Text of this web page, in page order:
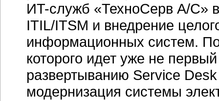
ИT-служб «ТехноСерв А/С»
ITIL/ITSM и внедрение
информационных систем.
которого идет уже не
развертыванию Service
модернизация системы